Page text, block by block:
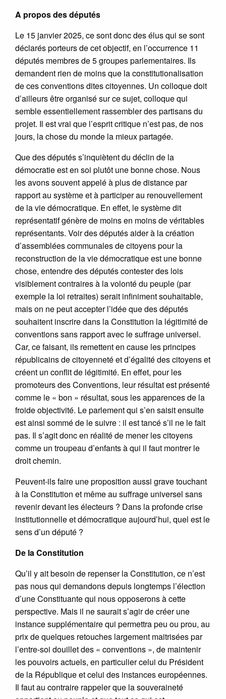
A propos des députés
Le 15 janvier 2025, ce sont donc des élus qui se sont
déclarés porteurs de cet objectif, en l’occurrence 11
députés membres de 5 groupes parlementaires. Ils
demandent rien de moins que la constitutionalisation
de ces conventions dites citoyennes. Un colloque doit
d’ailleurs être organisé sur ce sujet, colloque qui
semble essentiellement rassembler des partisans du
projet. Il est vrai que l’esprit critique n’est pas, de nos
jours, la chose du monde la mieux partagée.
Que des députés s’inquiètent du déclin de la
démocratie est en soi plutôt une bonne chose. Nous
les avons souvent appelé à plus de distance par
rapport au système et à participer au renouvellement
de la vie démocratique. En effet, le système dit
représentatif génère de moins en moins de véritables
représentants. Voir des députés aider à la création
d’assemblées communales de citoyens pour la
reconstruction de la vie démocratique est une bonne
chose, entendre des députés contester des lois
visiblement contraires à la volonté du peuple (par
exemple la loi retraites) serait infiniment souhaitable,
mais on ne peut accepter l’idée que des députés
souhaitent inscrire dans la Constitution la légitimité de
conventions sans rapport avec le suffrage universel.
Car, ce faisant, ils remettent en cause les principes
républicains de citoyenneté et d’égalité des citoyens et
créent un conflit de légitimité. En effet, pour les
promoteurs des Conventions, leur résultat est présenté
comme le « bon » résultat, sous les apparences de la
froide objectivité. Le parlement qui s’en saisit ensuite
est ainsi sommé de le suivre : il est tancé s’il ne le fait
pas. Il s’agit donc en réalité de mener les citoyens
comme un troupeau d’enfants à qui il faut montrer le
droit chemin.
Peuvent-ils faire une proposition aussi grave touchant
à la Constitution et même au suffrage universel sans
revenir devant les électeurs ? Dans la profonde crise
institutionnelle et démocratique aujourd’hui, quel est le
sens d’un député ?
De la Constitution
Qu’il y ait besoin de repenser la Constitution, ce n’est
pas nous qui demandons depuis longtemps l’élection
d’une Constituante qui nous opposerons à cette
perspective. Mais il ne saurait s’agir de créer une
instance supplémentaire qui permettra peu ou prou, au
prix de quelques retouches largement maitrisées par
l’entre-soi douillet des « conventions », de maintenir
les pouvoirs actuels, en particulier celui du Président
de la République et celui des instances européennes.
Il faut au contraire rappeler que la souveraineté